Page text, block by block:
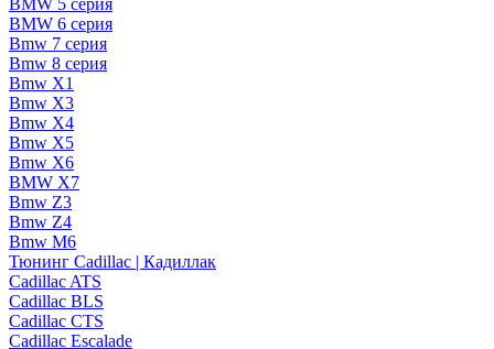
BMW 5 серия
BMW 6 серия
Bmw 7 серия
Bmw 8 серия
Bmw X1
Bmw X3
Bmw X4
Bmw X5
Bmw X6
BMW X7
Bmw Z3
Bmw Z4
Bmw М6
Тюнинг Cadillac | Кадиллак
Cadillac ATS
Cadillac BLS
Cadillac CTS
Cadillac Escalade